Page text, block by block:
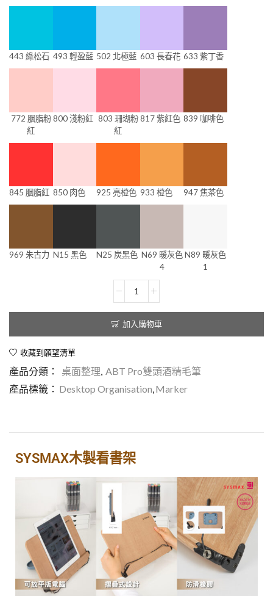
443 綠松石 493 輕盈藍 502 北極藍 603 長春花 633 紫丁香
772 胭脂粉
紅
800 淺粉紅 803 珊瑚粉
紅
817 紫紅色 839 咖啡色
845 胭脂紅 850 肉色 925 亮橙色 933 橙色 947 焦茶色
969 朱古力 N15 黑色 N25 炭黑色 N69 暖灰色
4
N89 暖灰色
1
加入購物車
收藏到願望清單
產品分類： 桌面整理 ABT Pro雙頭酒精毛筆
產品標籤： Desktop Organisation Marker
SYSMAX木製看書架